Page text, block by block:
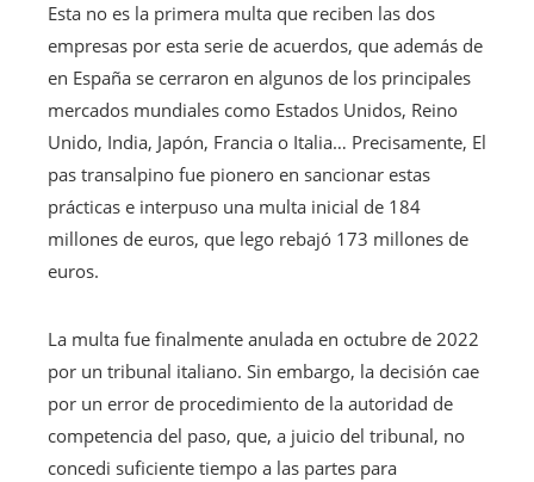
Esta no es la primera multa que reciben las dos
empresas por esta serie de acuerdos, que además de
en España se cerraron en algunos de los principales
mercados mundiales como Estados Unidos, Reino
Unido, India, Japón, Francia o Italia… Precisamente, El
pas transalpino fue pionero en sancionar estas
prácticas e interpuso una multa inicial de 184
millones de euros, que lego rebajó 173 millones de
euros.
La multa fue finalmente anulada en octubre de 2022
por un tribunal italiano. Sin embargo, la decisión cae
por un error de procedimiento de la autoridad de
competencia del paso, que, a juicio del tribunal, no
concedi suficiente tiempo a las partes para